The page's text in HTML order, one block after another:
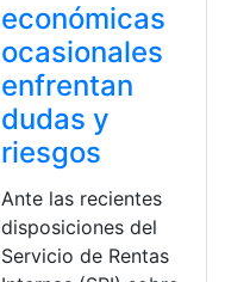
económicas
ocasionales
enfrentan
dudas y
riesgos
Ante las recientes
disposiciones del
Servicio de Rentas